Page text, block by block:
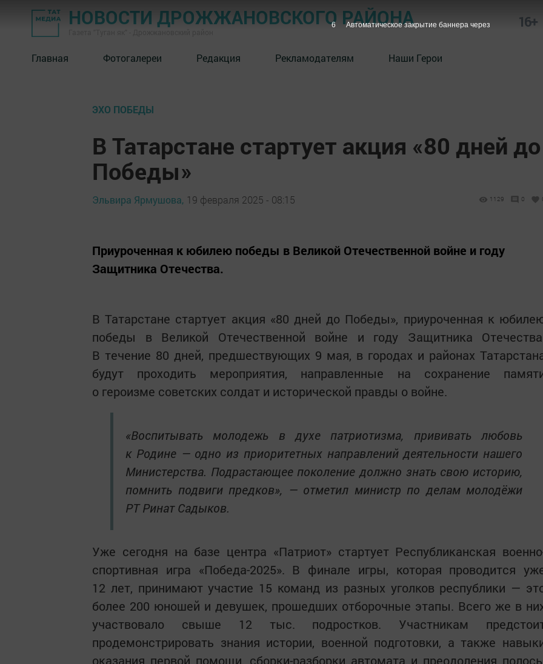
НОВОСТИ ДРОЖЖАНОВСКОГО РАЙОНА 16+
Главная Фотогалереи Редакция Рекламодателям Наши Герои
ЭХО ПОБЕДЫ
В Татарстане стартует акция «80 дней до
Победы»
Эльвира Ярмушова, 19 февраля 2025 - 08:15 1129 0
Приуроченная к юбилею победы в Великой Отечественной войне и году
Защитника Отечества.
В Татарстане стартует акция «80 дней до Победы», приуроченная к
победы в Великой Отечественной войне и году Защитника
В течение 80 дней, предшествующих 9 мая, в городах и районах
будут проходить мероприятия, направленные на сохранение
о героизме советских солдат и исторической правды о войне.
«Воспитывать молодежь в духе патриотизма, прививать любовь
к Родине — одно из приоритетных направлений деятельности нашего
Министерства. Подрастающее поколение должно знать свою историю,
помнить подвиги предков», — отметил министр по делам молодёжи
РТ Ринат Садыков.
Уже сегодня на базе центра «Патриот» стартует Республиканская
спортивная игра «Победа-2025». В финале игры, которая проводится
12 лет, принимают участие 15 команд из разных уголков республики —
более 200 юношей и девушек, прошедших отборочные этапы. Всего же в
участвовало свыше 12 тыс. подростков. Участникам
продемонстрировать знания истории, военной подготовки, а также
оказания первой помощи, сборки-разборки автомата и преодоления
5 Автоматическое закрытие баннера через